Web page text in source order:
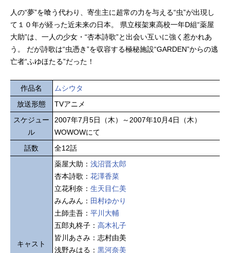
人の“夢”を喰う代わり、寄生主に超常の力を与える“虫”が出現し
て１０年が経った近未来の日本。 県立桜架東高校一年D組“薬屋
大助”は、一人の少女・“杏本詩歌”と出会い互いに強く惹かれあ
う。 だが詩歌は“虫憑き”を収容する極秘施設“GARDEN”からの逃
亡者“ふゆほたる”だった！
作品名
ムシウタ
放送形態
TVアニメ
スケジュー
ル
2007年7月5日（木）～2007年10月4日（木）
WOWOWにて
話数
全12話
キャスト
薬屋大助： 浅沼晋太郎
杏本詩歌： 花澤香菜
立花利奈： 生天目仁美
みんみん： 田村ゆかり
土師圭吾： 平川大輔
五郎丸柊子： 高木礼子
皆川あさみ：志村由美
浅野みはる： 黒河奈美